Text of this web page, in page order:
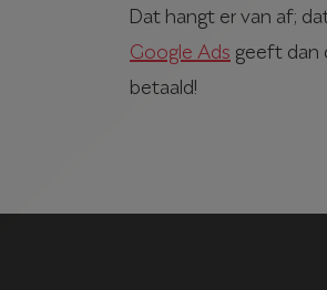
Dat hangt er van af;
Google Ads geeft dan
betaald!